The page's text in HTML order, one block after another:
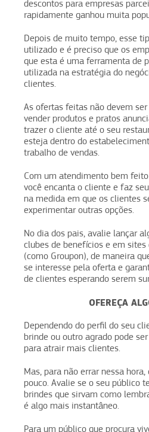
descontos para empresas
rapidamente ganhou muita
Depois de muito tempo, esse
utilizado e é preciso que os
que esta é uma ferramenta de
utilizada na estratégia do
clientes.
As ofertas feitas não devem
vender produtos e pratos
trazer o cliente até o seu
esteja dentro do
trabalho de vendas.
Com um atendimento bem
você encanta o cliente e faz
na medida em que os clientes
experimentar outras opções.
No dia dos pais, avalie lançar
clubes de benefícios e em
(como Groupon), de maneira
se interesse pela oferta e
de clientes esperando serem
OFEREÇA
Dependendo do perfil do seu
brinde ou outro agrado pode
para atrair mais clientes.
Mas, para não errar nessa
pouco. Avalie se o seu público
brindes que sirvam como
é algo mais instantâneo.
Para um público que procura